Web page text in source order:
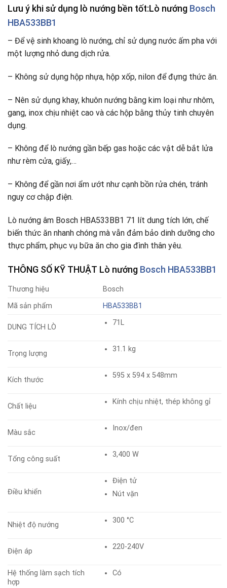
Lưu ý khi sử dụng lò nướng bền tốt:Lò nướng Bosch
HBA533BB1
– Để vệ sinh khoang lò nướng, chỉ sử dụng nước ấm pha với
một lượng nhỏ dung dịch rửa.
– Không sử dụng hộp nhựa, hộp xốp, nilon để đựng thức ăn.
– Nên sử dụng khay, khuôn nướng bằng kim loại như nhôm,
gang, inox chịu nhiệt cao và các hộp bằng thủy tinh chuyên
dụng.
– Không để lò nướng gần bếp gas hoặc các vật dễ bắt lửa
như rèm cửa, giấy,…
– Không để gần nơi ẩm ướt như cạnh bồn rửa chén, tránh
nguy cơ chập điện.
Lò nướng âm Bosch HBA533BB1 71 lít dung tích lớn, chế
biến thức ăn nhanh chóng mà vẫn đảm bảo dinh dưỡng cho
thực phẩm, phục vụ bữa ăn cho gia đình thân yêu.
THÔNG SỐ KỸ THUẬT Lò nướng Bosch HBA533BB1
Thương hiệu
Bosch
Mã sản phẩm
HBA533BB1
DUNG TÍCH LÒ
71L
Trọng lượng
31.1 kg
Kích thước
595 x 594 x 548mm
Chất liệu
Kính chịu nhiệt, thép không gỉ
Màu sắc
Inox/đen
Tổng công suất
3,400 W
Điều khiển
Điện tử
Nút vặn
Nhiệt độ nướng
300 °C
Điện áp
220-240V
Hệ thống làm sạch tích
hợp
Có